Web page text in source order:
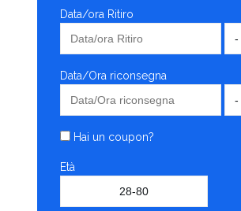
Data/ora Ritiro
Data/Ora riconsegna
Hai un coupon?
Età